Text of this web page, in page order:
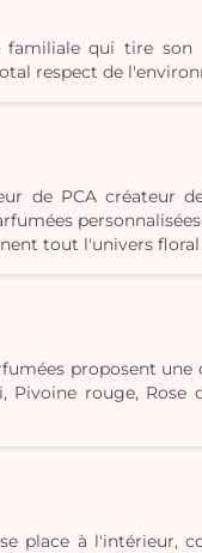
qui tire
respect de
de PCA créateur
tout l'univers floral
proposent
rouge,
place à l'intérieur,